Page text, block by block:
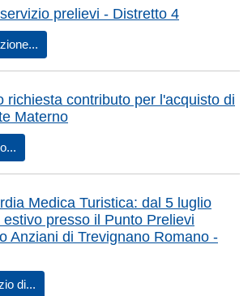
prelievi - Distretto 4
richiesta contributo per l'acquisto di
Materno
Medica Turistica: dal 5 luglio
presso il Punto Prelievi
Anziani di Trevignano Romano -
di...